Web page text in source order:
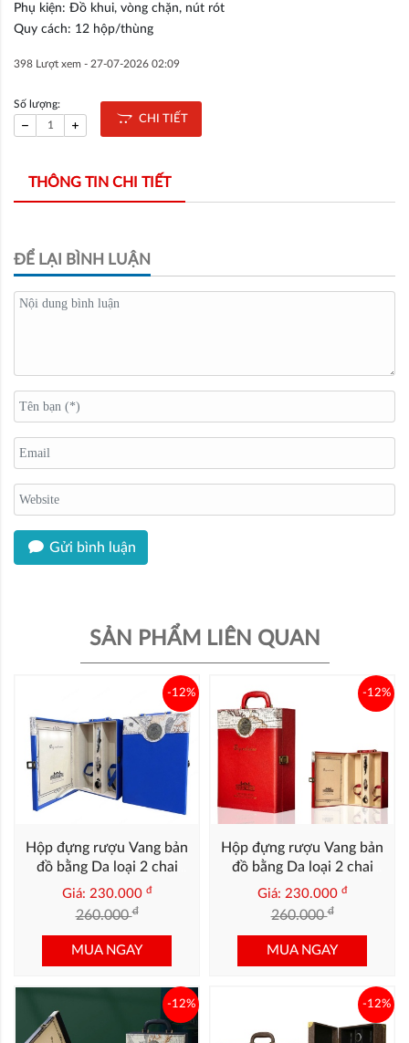
Phụ kiện: Đồ khui, vòng chặn, nút rót
Quy cách: 12 hộp/thùng
398 Lượt xem - 27-07-2026 02:09
Số lượng:
CHI TIẾT
THÔNG TIN CHI TIẾT
ĐỂ LẠI BÌNH LUẬN
Gửi bình luận
SẢN PHẨM LIÊN QUAN
Hộp đựng rượu Vang bản
đồ bằng Da loại 2 chai
màu Xanh dương
Giá: 230.000 đ
260.000đ
-12%
MUA NGAY
Hộp đựng rượu Vang bản
đồ bằng Da loại 2 chai
màu Đỏ
Giá: 230.000 đ
260.000đ
-12%
MUA NGAY
-12% -12%